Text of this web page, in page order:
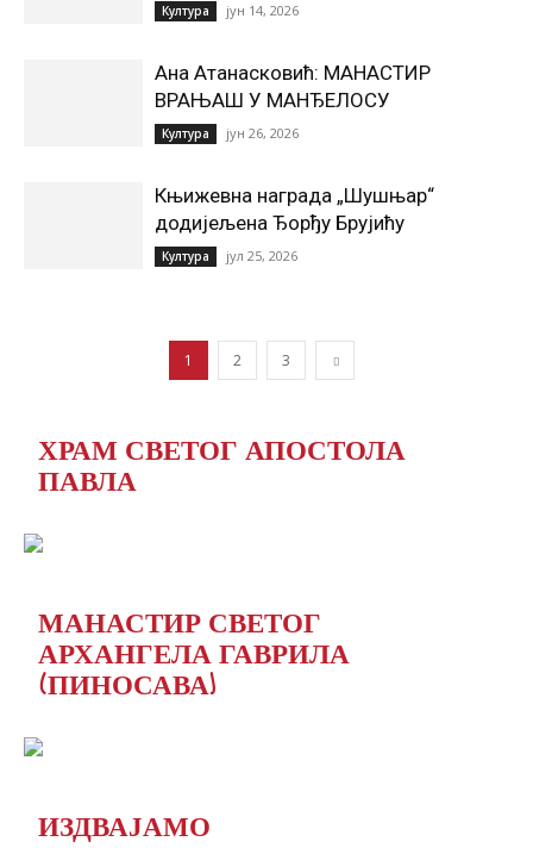
Култура јун 14, 2026
Ана Атанасковић: МАНАСТИР
ВРАЊАШ У МАНЂЕЛОСУ
Култура јун 26, 2026
Књижевна награда „Шушњар“
додијељена Ђорђу Брујићу
Култура јул 25, 2026
1 2 3
ХРАМ СВЕТОГ АПОСТОЛА
ПАВЛА
МАНАСТИР СВЕТОГ
АРХАНГЕЛА ГАВРИЛА
(ПИНОСАВА)
ИЗДВАЈАМО